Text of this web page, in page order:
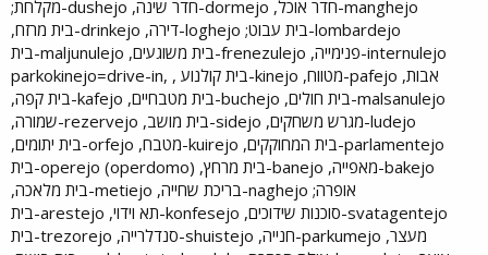
manghejo-חדר אוכל, dormejo-חדר שינה, dushejo-מקלחת;
lombardejo-בית עבוט; loghejo-דירה, drinkejo-בית מרזח,
internulejo-פנימייה, frenezulejo-בית משוגעים, maljunulejo-בית
אבות, pafejo-מטווח, kinejo-בית קולנוע , parkokinejo=drive-in,
malsanulejo-בית חולים, buchejo-בית מטבחיים, kafejo-בית קפה,
ludejo-מגרש משחקים, sidejo-בית מושב, rezervejo-שמורה,
parlamentejo-בית המחוקקים, kuirejo-מטבח, orfejo-בית יתומים,
bakejo-מאפייה, banejo-בית מרחץ, operejo (operdomo)-בית
אופרה; naghejo-בריכת שחייה, metiejo-בית מלאכה,
svatagentejo-סוכנות שידוכים, konfesejo-תא וידוי, arestejo-בית
מעצר, parkumejo-חנייה, shuistejo-סנדלרייה, trezorejo-בית